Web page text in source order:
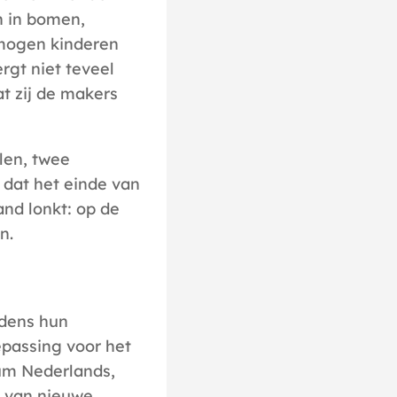
in bomen,
kinderen
niet teveel
zij de makers
twee
dat het einde van
lonkt: op de
hun
voor het
Nederlands,